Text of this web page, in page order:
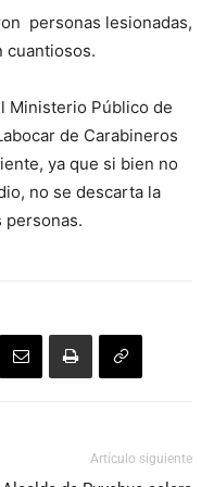
personas lesionadas,
cuantiosos.
Ministerio Público de
de Carabineros
ya que si bien no
no se descarta la
Artículo siguiente